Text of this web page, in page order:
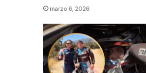
marzo 6, 2026